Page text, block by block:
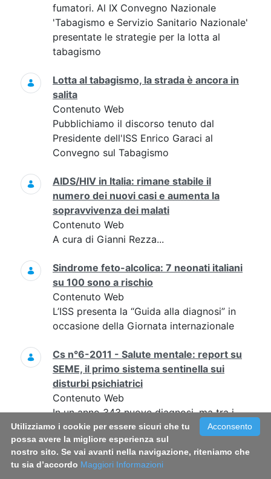
fumatori. Al IX Convegno Nazionale
'Tabagismo e Servizio Sanitario Nazionale'
presentate le strategie per la lotta al
tabagismo
Lotta al tabagismo, la strada è ancora in
salita
Contenuto Web
Pubblichiamo il discorso tenuto dal
Presidente dell'ISS Enrico Garaci al
Convegno sul Tabagismo
AIDS/HIV in Italia: rimane stabile il
numero dei nuovi casi e aumenta la
sopravvivenza dei malati
Contenuto Web
A cura di Gianni Rezza...
Sindrome feto-alcolica: 7 neonati italiani
su 100 sono a rischio
Contenuto Web
L’ISS presenta la “Guida alla diagnosi” in
occasione della Giornata internazionale
Cs n°6-2011 - Salute mentale: report su
SEME, il primo sistema sentinella sui
disturbi psichiatrici
Contenuto Web
In un anno 343 nuove diagnosi, ma tra i
primi sintomi e l’accesso ai servizi un
ritardo di almeno 4 anni per la metà dei
pazienti
Acconsento
Utilizziamo i cookie per essere sicuri che tu
possa avere la migliore esperienza sul
nostro sito. Se vai avanti nella navigazione, riteniamo che
tu sia d’accordo Maggiori Informazioni